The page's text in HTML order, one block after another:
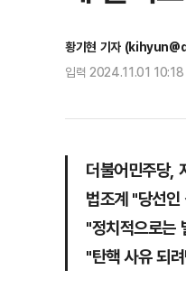
황기현 기자
입력 2024.11.01
더불어민주당,
법조계 "당선
"정치적으로는
"탄핵 사유 되